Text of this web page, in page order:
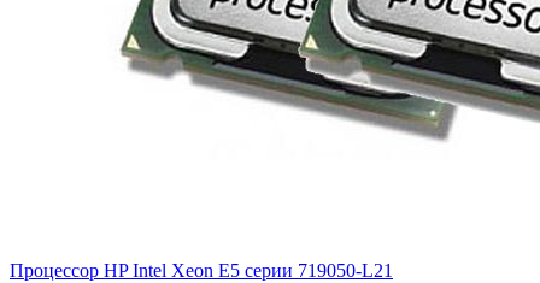
Процессор HP Intel Xeon E5 серии 719050-L21